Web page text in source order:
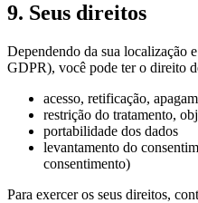
9. Seus direitos
Dependendo da sua localização
GDPR), você pode ter o direito
acesso, retificação,
restrição do tratamento,
portabilidade dos dados
levantamento do
consentimento)
Para exercer os seus direitos,